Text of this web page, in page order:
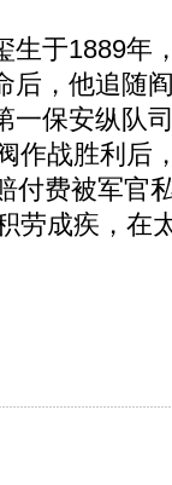
于1889年
后，他追随
一保安纵队
作战胜利后
付费被军官
劳成疾，在